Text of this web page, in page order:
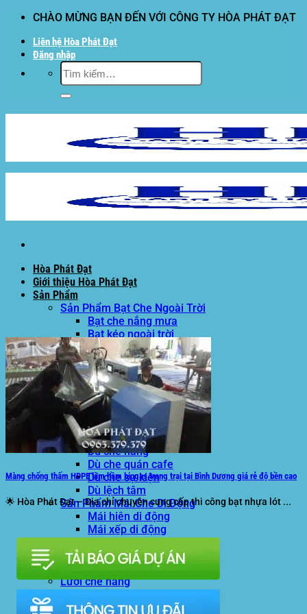
dung
CHÀO MỪNG BẠN ĐẾN VỚI CÔNG TY HÒA PHÁT ĐẠT
Liên hệ Hòa Phát Đạt
Đăng nhập
Tìm
kiếm:
Hòa Phát Đạt
Giới thiệu Hòa Phát Đạt
Sản Phẩm
Sản Phẩm Bạt Che Ngoài Trời
Bạt che nắng mưa
Bạt kéo ngoài trời
Bạt che tự cuốn
Bạt nhựa xanh cam
Bạt sọc 3 màu
Bạt nhựa giá rẻ
Bạt lót ao hồ
Bạt nhựa đen HDPE
Màng chống thấm HDPE
Sản Phẩm Dù Che Ngoài Trời
Dù che nắng
Dù che quán cafe
Dù che sự kiện
Dù lệch tâm
Sản Phẩm Mái Che Di Động
Mái hiên di động
Mái xếp di động
Nhà bạt di động
Motor kéo bạt che
Dự Án Hòa Phát Đạt
Lưới che nắng
Bạt Kéo Quán Cafe
Màng chống thấm HDPE làm hầm biogas trang trại tại Bình Dương giá rẻ độ bền cao
🌟 Hòa Phát Đạt – Địa chỉ chuyên cung cấp thi công bạt nhựa lót ...